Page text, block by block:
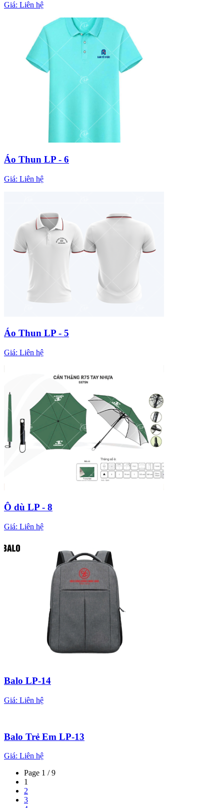
Giá: Liên hệ
Áo Thun LP - 6
Giá: Liên hệ
Áo Thun LP - 5
Giá: Liên hệ
Ô dù LP - 8
Giá: Liên hệ
Balo LP-14
Giá: Liên hệ
Balo Trẻ Em LP-13
Giá: Liên hệ
Page 1 / 9
1
2
3